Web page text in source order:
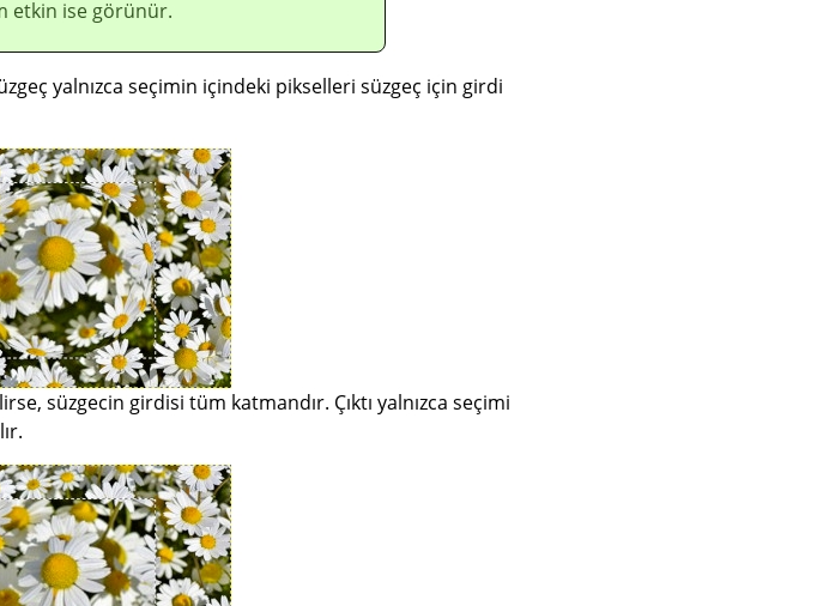
etkin ise görünür.
yalnızca seçimin içindeki pikselleri süzgeç için girdi
süzgecin girdisi tüm katmandır. Çıktı yalnızca seçimi